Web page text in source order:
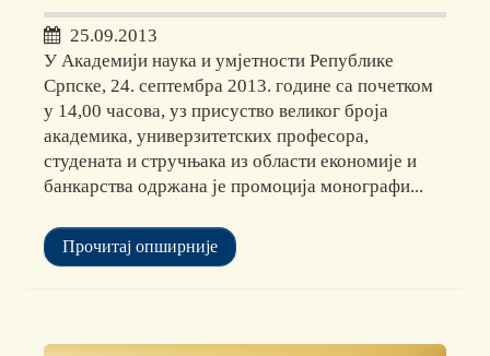
25.09.2013
У Академији наука и умјетности Републике
Српске, 24. септембра 2013. године са почетком
у 14,00 часова, уз присуство великог броја
академика, универзитетских професора,
студената и стручњака из области економије и
банкарства одржана је промоција монографи...
Прочитај опширније